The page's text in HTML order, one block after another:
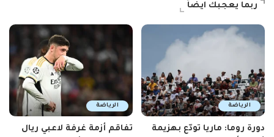
ربما يعجبك ايضاً
الرياضة
دورة روما: ماريا تودّع بهزيمة
الرياضة
تفاقم أزمة غرفة لاعبي ريال